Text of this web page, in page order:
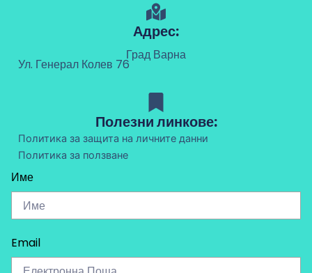
Адрес:
Град Варна
Ул. Генерал Колев 76
Полезни линкове:
Политика за защита на личните данни
Политика за ползване
Име
Email